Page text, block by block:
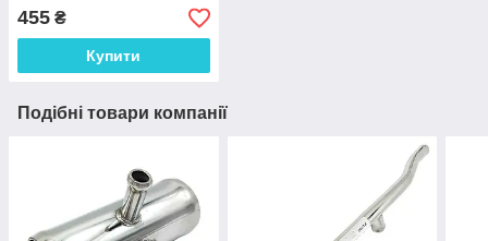
455 ₴
Купити
Подібні товари компанії